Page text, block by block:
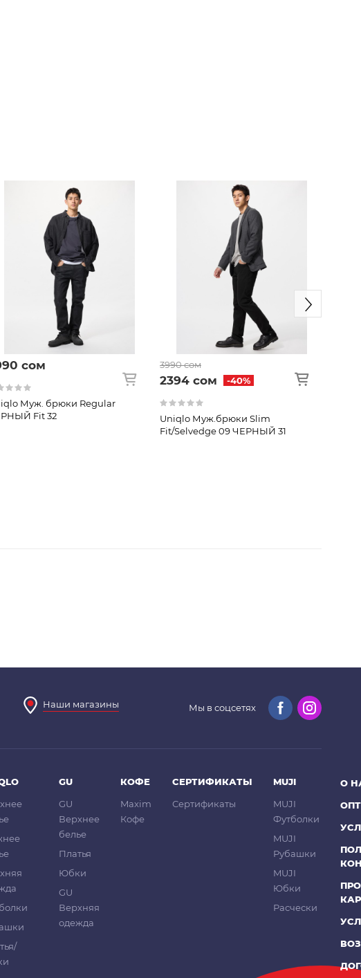
внешним видом. Внутренняя поверхность
слой: 67% полиэстер, 33% хлопок
машине запрещена.
сом
Муж. брюки Regular
Fit 32
3990 сом
2394 сом -40%
Uniqlo Муж.брюки Slim
Fit/Selvedge 09 ЧЕРНЫЙ 31
Наши магазины Мы в соцсетях
GU
GU
Верхнее
белье
Платья
Юбки
GU
Верхняя
одежда
КОФЕ
Maxim
Кофе
СЕРТИФИКАТЫ
Сертификаты
MUJI
MUJI
Футболки
MUJI
Рубашки
MUJI
Юбки
Расчески
О